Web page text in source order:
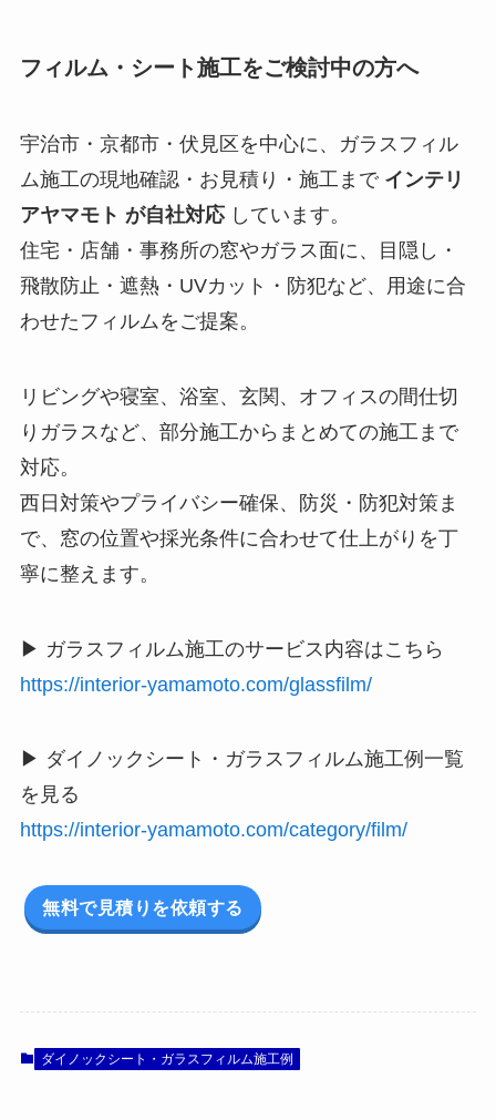
フィルム・シート施工をご検討中の方へ
宇治市・京都市・伏見区を中心に、ガラスフィル
ム施工の現地確認・お見積り・施工まで インテリ
アヤマモト が自社対応しています。
住宅・店舗・事務所の窓やガラス面に、目隠し・
飛散防止・遮熱・UVカット・防犯など、用途に合
わせたフィルムをご提案。
リビングや寝室、浴室、玄関、オフィスの間仕切
りガラスなど、部分施工からまとめての施工まで
対応。
西日対策やプライバシー確保、防災・防犯対策ま
で、窓の位置や採光条件に合わせて仕上がりを丁
寧に整えます。
▶ ガラスフィルム施工のサービス内容はこちら
https://interior-yamamoto.com/glassfilm/
▶ ダイノックシート・ガラスフィルム施工例一覧
を見る
https://interior-yamamoto.com/category/film/
無料で見積りを依頼する
ダイノックシート・ガラスフィルム施工例